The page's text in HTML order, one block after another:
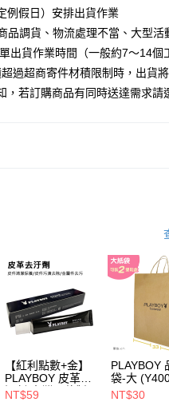
你分期」，訂單成立後會自動跳轉到大
選擇欲分期的期數、繳款截止日，確認
數及費用金額請依後續交易確認頁面所
通過狀況，表示未達大哥付你分期系
後，可選擇「超商條碼／台灣大直營
司後，依約使用本公司帳單繳交帳款
地址）提供予台灣大哥大進項蒐集、處
行分期帳單所需資料之確認、核對及更
詳閱以下連結：https://oppay.tw/
含以上)免運費
含以上)免運費
含以上)免運費
含以上)免運費
含以上)免運費
含以上)免運費
例假日）安排出貨作業
品調貨、物流處理不當、大型活
出貨作業時間（一般約7～14個
過超商寄件材積限制時，出貨
，若訂購商品有同時送達需求請
【紅利點數+金】
PLAYBOY 皮革去
污劑(台灣哥倫製)-
NT$59
PLAYBOY
袋-大
NT$30